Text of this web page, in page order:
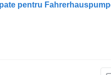
pentru